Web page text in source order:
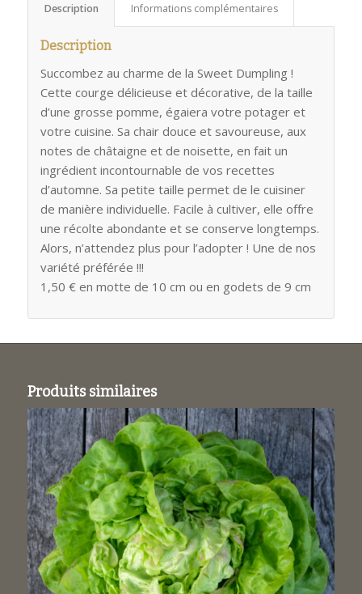
Description Informations complémentaires
Description
Succombez au charme de la Sweet Dumpling !
Cette courge délicieuse et décorative, de la taille
d’une grosse pomme, égaiera votre potager et
votre cuisine. Sa chair douce et savoureuse, aux
notes de châtaigne et de noisette, en fait un
ingrédient incontournable de vos recettes
d’automne. Sa petite taille permet de le cuisiner
de manière individuelle. Facile à cultiver, elle offre
une récolte abondante et se conserve longtemps.
Alors, n’attendez plus pour l’adopter ! Une de nos
variété préférée !!!
1,50 € en motte de 10 cm ou en godets de 9 cm
Produits similaires